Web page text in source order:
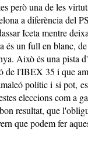
però una de les
a diferència del
Iceta mentre
és un full en blanc,
Això és una pista
de l'IBEX 35 i que
polític i si pot,
eleccions com a
resultat, que
que podem fer